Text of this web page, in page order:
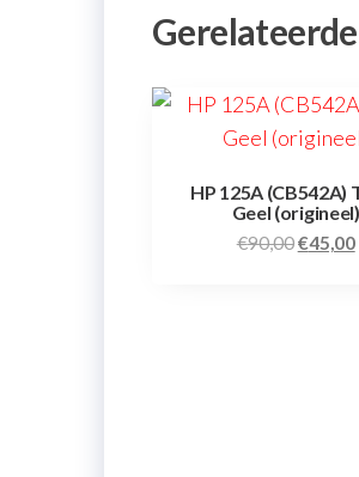
HP 125A (CB542A)
Geel (origineel)
€90,00€45,00